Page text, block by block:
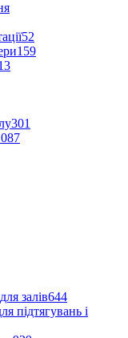
52
159
301
залів644
підтягувань і